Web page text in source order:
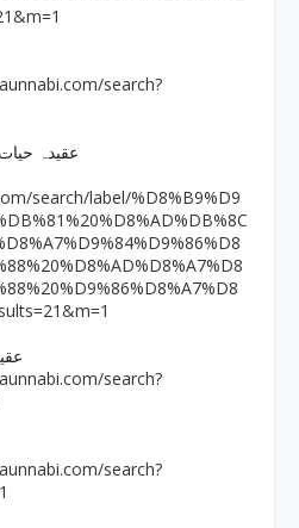
search?
�� عقیدہ
search/label/%D8%B9%D9
��
search?
search?